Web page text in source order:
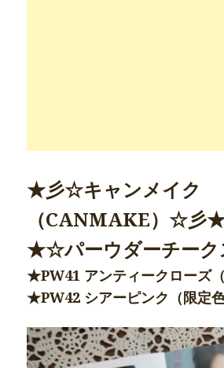
★彡☆キャンメイク
（CANMAKE）☆彡
★☆パーウダーチー
★PW41 アンティークローズ（
★PW42 シアーピンク（限定色